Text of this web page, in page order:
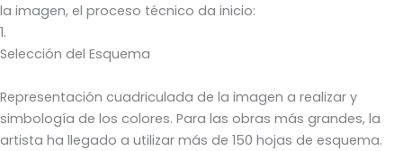
la imagen, el proceso técnico da inicio:
1.
Selección del Esquema
Representación cuadriculada de la imagen a realizar y
simbología de los colores. Para las obras más grandes, la
artista ha llegado a utilizar más de 150 hojas de esquema.